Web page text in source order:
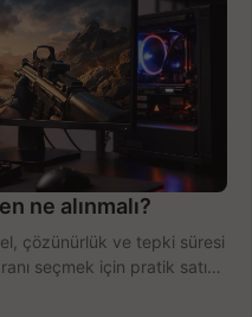
ne alınmalı?
çözünürlük ve tepki süresi
seçmek için pratik satın